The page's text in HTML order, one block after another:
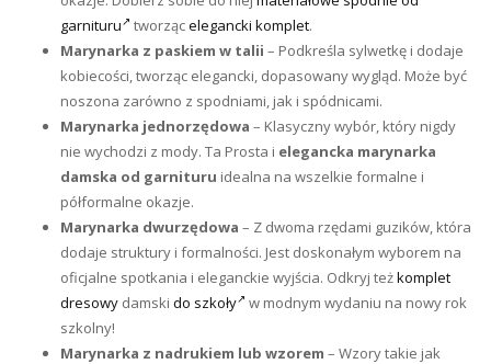
garnituru
tworzącelegancki komplet.
Marynarka z paskiem w talii – Podkreśla sylwetkę i dodaje
kobiecości, tworząc elegancki, dopasowany wygląd. Może być
noszona zarówno z spodniami, jak i spódnicami.
Marynarka jednorzędowa – Klasyczny wybór, który nigdy
nie wychodzi z mody. Ta Prosta i elegancka marynarka
damska od garnituru idealna na wszelkie formalne i
półformalne okazje.
Marynarka dwurzędowa – Z dwoma rzędami guzików, która
dodaje struktury i formalności. Jest doskonałym wyborem na
oficjalne spotkania i eleganckie wyjścia. Odkryj teżkomplet
dresowy damski do szkoły
w modnym wydaniu na nowy rok
szkolny!
Marynarka z nadrukiem lub wzorem – Wzory takie jak